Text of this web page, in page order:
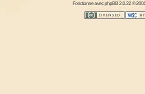
Fonctionne avecphpBB2.0.22 ©